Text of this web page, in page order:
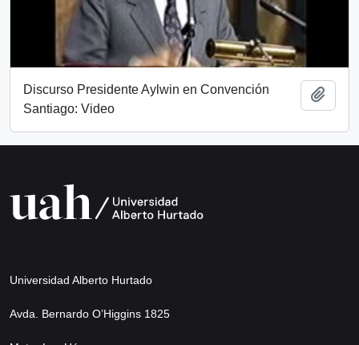
Discurso Presidente Aylwin en Convención
Santiago: Video
Universidad Alberto Hurtado
Avda. Bernardo O’Higgins 1825